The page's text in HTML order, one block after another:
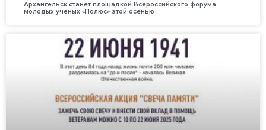
Архангельск станет площадкой Всероссийского форума
молодых учёных «Полюс» этой осенью